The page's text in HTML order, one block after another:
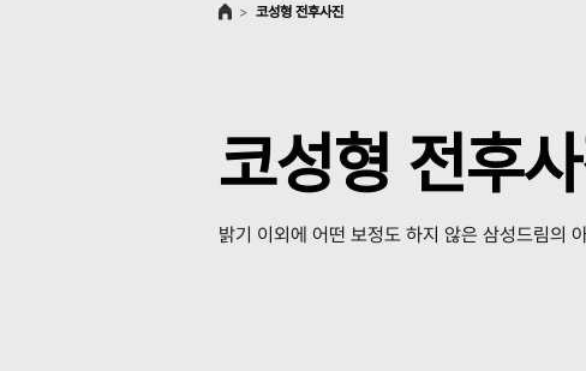
> 코성형 전후사진
코성형 전후
밝기 이외에 어떤 보정도 하지 않은 삼성드림의